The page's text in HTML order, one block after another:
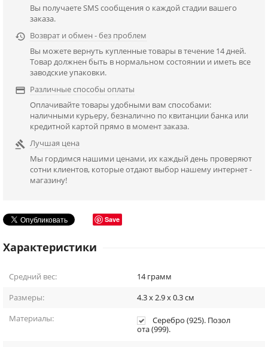
Вы получаете SMS сообщения о каждой стадии вашего
заказа.
 Возврат и обмен - без проблем
Вы можете вернуть купленные товары в течение 14 дней.
Товар должнен быть в нормальном состоянии и иметь все
заводские упаковки.
 Различные способы оплаты
Оплачивайте товары удобными вам способами:
наличными курьеру, безналично по квитанции банка или
кредитной картой прямо в момент заказа.
 Лучшая цена
Мы гордимся нашими ценами, их каждый день проверяют
сотни клиентов, которые отдают выбор нашему интернет -
магазину!
Save
Характеристики
Средний вес: 14 грамм
Размеры:
4.3 x 2.9 x 0.3см
Материалы:
Серебро (925). Позол
ота (999).